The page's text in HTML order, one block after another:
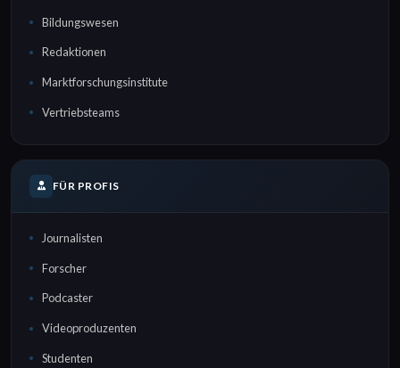
Bildungswesen
Redaktionen
Marktforschungsinstitute
Vertriebsteams
FÜR PROFIS
Journalisten
Forscher
Podcaster
Videoproduzenten
Studenten